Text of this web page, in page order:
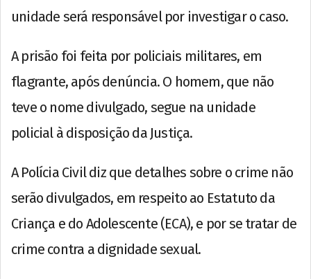
unidade será responsável por investigar o caso.
A prisão foi feita por policiais militares, em
flagrante, após denúncia. O homem, que não
teve o nome divulgado, segue na unidade
policial à disposição da Justiça.
A Polícia Civil diz que detalhes sobre o crime não
serão divulgados, em respeito ao Estatuto da
Criança e do Adolescente (ECA), e por se tratar de
crime contra a dignidade sexual.